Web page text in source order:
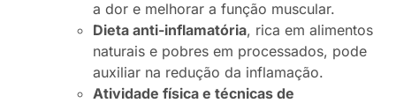
a dor e melhorar a função muscular.
Dieta anti-inflamatória, rica em alimentos
naturais e pobres em processados, pode
auxiliar na redução da inflamação.
Atividade física e técnicas de